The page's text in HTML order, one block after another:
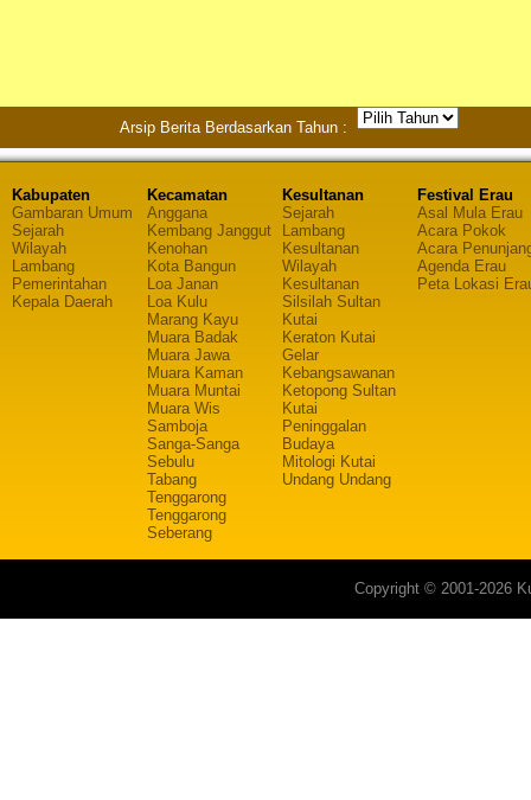
Arsip Berita Berdasarkan Tahun :
Kabupaten
Gambaran Umum
Sejarah
Wilayah
Lambang
Pemerintahan
Kepala Daerah
Kecamatan
Anggana
Kembang Janggut
Kenohan
Kota Bangun
Loa Janan
Loa Kulu
Marang Kayu
Muara Badak
Muara Jawa
Muara Kaman
Muara Muntai
Muara Wis
Samboja
Sanga-Sanga
Sebulu
Tabang
Tenggarong
Tenggarong
Seberang
Kesultanan
Sejarah
Lambang
Kesultanan
Wilayah
Kesultanan
Silsilah Sultan
Kutai
Keraton Kutai
Gelar
Kebangsawanan
Ketopong Sultan
Kutai
Peninggalan
Budaya
Mitologi Kutai
Undang Undang
Festival Erau
Asal Mula Erau
Acara Pokok
Acara
Agenda Erau
Peta Lokasi
Copyright © 2001-2026